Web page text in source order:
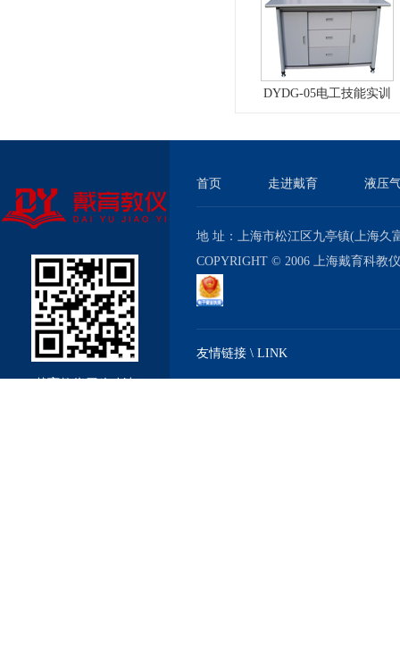
DYDG-05电工技能实训
首页 走进戴育 液压
地 址：上海市松江区九亭镇(上海
COPYRIGHT © 2006 上海戴育科
友情链接 \ LINK